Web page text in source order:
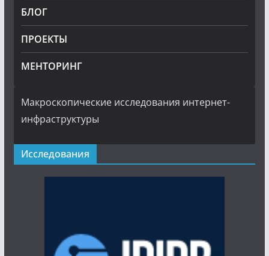
БЛОГ
ПРОЕКТЫ
МЕНТОРИНГ
Макроскопические исследования интернет-
инфраструктуры
Исследования